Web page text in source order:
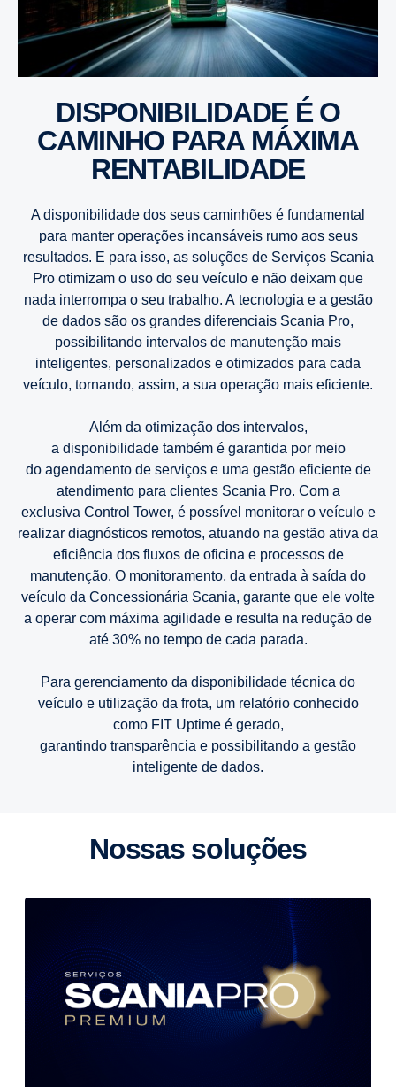
DISPONIBILIDADE É O
CAMINHO PARA MÁXIMA
RENTABILIDADE
A disponibilidade dos seus caminhões é fundamental
para manter operações incansáveis rumo aos seus
resultados. E para isso, as soluções de Serviços Scania
Pro otimizam o uso do seu veículo e não deixam que
nada interrompa o seu trabalho. A tecnologia e a gestão
de dados são os grandes diferenciais Scania Pro,
possibilitando intervalos de manutenção mais
inteligentes, personalizados e otimizados para cada
veículo, tornando, assim, a sua operação mais eficiente.
Além da otimização dos intervalos,
a disponibilidade também é garantida por meio
do agendamento de serviços e uma gestão eficiente de
atendimento para clientes Scania Pro. Com a
exclusiva Control Tower, é possível monitorar o veículo e
realizar diagnósticos remotos, atuando na gestão ativa da
eficiência dos fluxos de oficina e processos de
manutenção. O monitoramento, da entrada à saída do
veículo da Concessionária Scania, garante que ele volte
a operar com máxima agilidade e resulta na redução de
até 30% no tempo de cada parada.​
Para gerenciamento da disponibilidade técnica do
veículo e utilização da frota, um relatório conhecido
como FIT Uptime é gerado,
garantindo transparência e possibilitando a gestão
inteligente de dados.
Nossas soluções